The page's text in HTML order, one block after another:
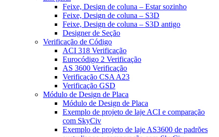
Feixe, Design de coluna – Estar sozinho
Feixe, Design de coluna – S3D
Feixe, Design de coluna – S3D antigo
Designer de Seção
Verificação de Código
ACI 318 Verificação
Eurocódigo 2 Verificação
AS 3600 Verificação
Verificação CSA A23
Verificação GSD
Módulo de Design de Placa
Módulo de Design de Placa
Exemplo de projeto de laje ACI e comparação
com SkyCiv
Exemplo de projeto de laje AS3600 de padrões